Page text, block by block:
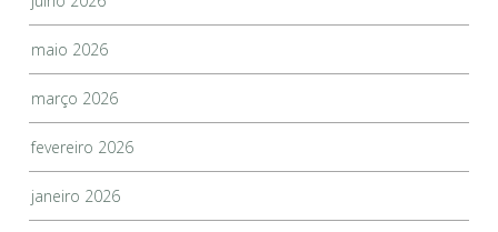
maio 2026
março 2026
fevereiro 2026
janeiro 2026